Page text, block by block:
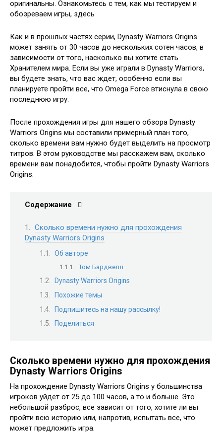
оригинальны. Ознакомьтесь с тем, как мы тестируем и
обозреваем игры, здесь
Как и в прошлых частях серии, Dynasty Warriors Origins
может занять от 30 часов до нескольких сотен часов, в
зависимости от того, насколько вы хотите стать
Хранителем мира. Если вы уже играли в Dynasty Warriors,
вы будете знать, что вас ждет, особенно если вы
планируете пройти все, что Omega Force втиснула в свою
последнюю игру.
После прохождения игры для нашего обзора Dynasty
Warriors Origins мы составили примерный план того,
сколько времени вам нужно будет выделить на просмотр
титров. В этом руководстве мы расскажем вам, сколько
времени вам понадобится, чтобы пройти Dynasty Warriors
Origins.
Содержание
Сколько времени нужно для прохождения
Dynasty Warriors Origins
Об авторе
Том Бардвелл
Dynasty Warriors Origins
Похожие темы
Подпишитесь на нашу рассылку!
Поделиться
Сколько времени нужно для прохождения
Dynasty Warriors Origins
На прохождение Dynasty Warriors Origins у большинства
игроков уйдет от 25 до 100 часов, а то и больше. Это
небольшой разброс, все зависит от того, хотите ли вы
пройти всю историю или, напротив, испытать все, что
может предложить игра.